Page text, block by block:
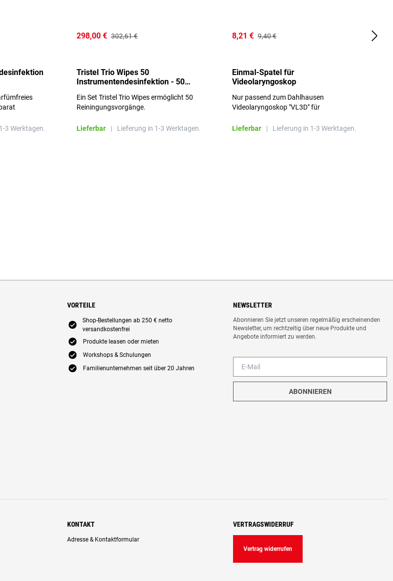
3 Werktagen.
298,00 € 302,61 €
Tristel Trio Wipes 50
Instrumentendesinfektion - 50
Ein Set Tristel Trio Wipes ermöglicht 50
Reiningungsvorgänge.
Lieferbar | Lieferung in 1-3 Werktagen.
8,21 € 9,40 €
Einmal-Spatel für
Videolaryngoskop
Nur passend zum Dahlhausen
Videolaryngoskop "VL3D" für
Lieferbar
| Lieferung in 1-3 Werktagen.
VORTEILE
E
Shop-Bestellungen ab 250 € netto
versandkostenfrei
E Produkte leasen oder mieten
E Workshops & Schulungen
E Familienunternehmen seit über 20 Jahren
NEWSLETTER
Abonnieren Sie jetzt unseren regelmäßig erscheinenden
Newsletter, um rechtzeitig über neue Produkte und
Angebote informiert zu werden.
ABONNIEREN
KONTAKT
Adresse & Kontaktformular
VERTRAGSWIDERRUF
Vertrag widerrufen